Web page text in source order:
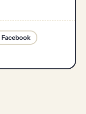
Facebook